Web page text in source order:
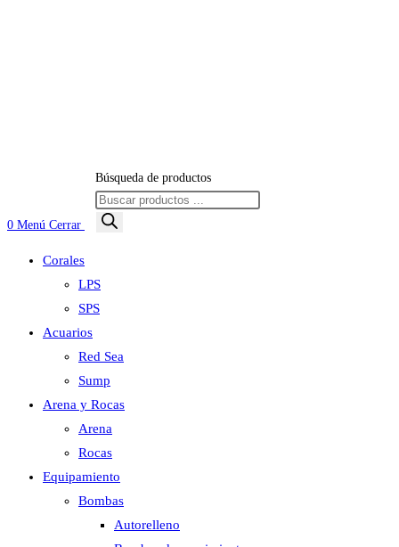
0 Menú Cerrar
Búsqueda de productos
Corales
LPS
SPS
Acuarios
Red Sea
Sump
Arena y Rocas
Arena
Rocas
Equipamiento
Bombas
Autorelleno